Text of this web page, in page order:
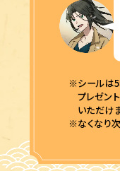
※シールは5
プレゼン
いただけ
※なくなり